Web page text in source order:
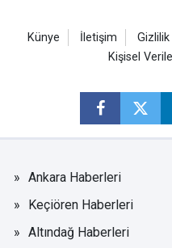
Künye İletişim
Kişisel
Ankara Haberleri
Keçiören Haberleri
Altındağ Haberleri